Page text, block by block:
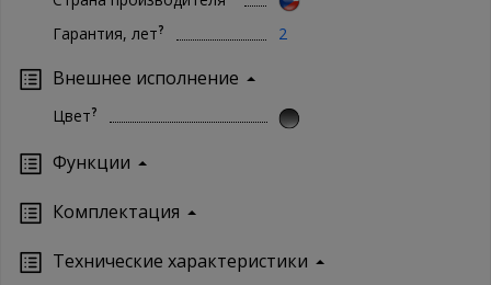
Гарантия, лет? 2
Внешнее исполнение
Цвет?
Функции
Комплектация
Технические характеристики